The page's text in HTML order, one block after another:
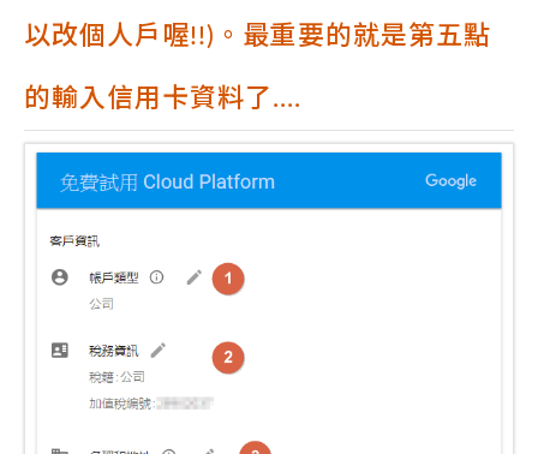
以改個人戶喔!!)。最重要的就是第五點
的輸入信用卡資料了....